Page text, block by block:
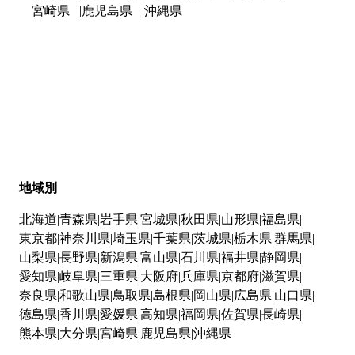
宮崎県
鹿児島県 沖縄県
地域別
北海道 青森県 岩手県 宮城県 秋田県 山形県 福島県
東京都神奈川県 埼玉県 千葉県 茨城県 栃木県 群馬県
山梨県 長野県 新潟県 富山県 石川県 福井県 静岡県
愛知県 岐阜県 三重県 大阪府兵庫県 京都府滋賀県
奈良県 和歌山県 鳥取県 島根県 岡山県 広島県 山口県
徳島県 香川県 愛媛県 高知県 福岡県 佐賀県 長崎県
熊本県 大分県 宮崎県 鹿児島県 沖縄県